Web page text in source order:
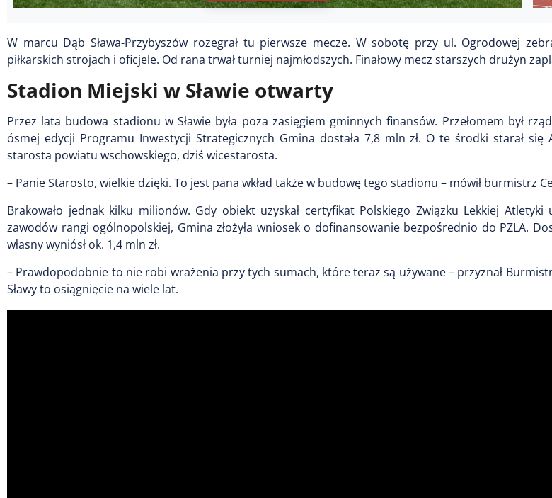
W marcu Dąb Sława-Przybyszów rozegrał tu pierwsze mecze. W sobotę przy ul. Ogrodowej
piłkarskich strojach i oficjele. Od rana trwał turniej najmłodszych. Finałowy mecz starszych drużyn
Stadion Miejski w Sławie otwarty
Przez lata budowa stadionu w Sławie była poza zasięgiem gminnych finansów. Przełomem był
ósmej edycji Programu Inwestycji Strategicznych Gmina dostała 7,8 mln zł. O te środki starał się
starosta powiatu wschowskiego, dziś wicestarosta.
– Panie Starosto, wielkie dzięki. To jest pana wkład także w budowę tego stadionu – mówił burmistrz
Brakowało jednak kilku milionów. Gdy obiekt uzyskał certyfikat Polskiego Związku Lekkiej
zawodów rangi ogólnopolskiej, Gmina złożyła wniosek o dofinansowanie bezpośrednio do PZLA.
własny wyniósł ok. 1,4 mln zł.
– Prawdopodobnie to nie robi wrażenia przy tych sumach, które teraz są używane – przyznał
Sławy to osiągnięcie na wiele lat.